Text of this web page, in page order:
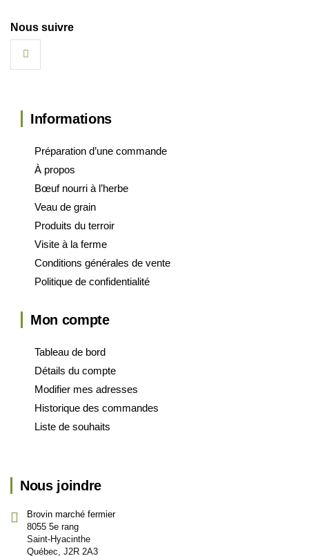
Nous suivre
Informations
Préparation d’une commande
À propos
Bœuf nourri à l’herbe
Veau de grain
Produits du terroir
Visite à la ferme
Conditions générales de vente
Politique de confidentialité
Mon compte
Tableau de bord
Détails du compte
Modifier mes adresses
Historique des commandes
Liste de souhaits
Nous joindre
Brovin marché fermier
8055 5e rang
Saint-Hyacinthe
Québec, J2R 2A3